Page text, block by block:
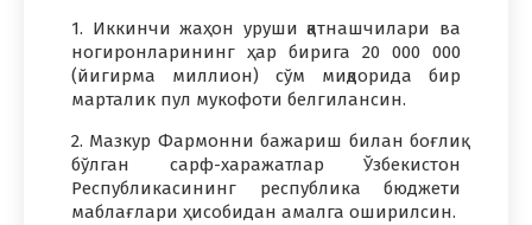
1. Иккинчи жаҳон уруши қатнашчилари ва
ногиронларининг ҳар бирига 20 000 000
(йигирма миллион) сўм миқдорида бир
марталик пул мукофоти белгилансин.
2. Мазкур Фармонни бажариш билан боғлиқ
бўлган сарф-харажатлар Ўзбекистон
Республикасининг республика бюджети
маблағлари ҳисобидан амалга оширилсин.